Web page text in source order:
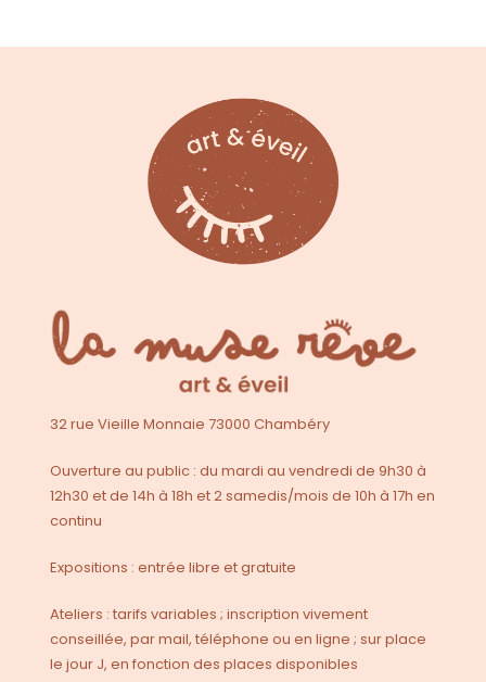
32 rue Vieille Monnaie 73000 Chambéry
Ouverture au public : du mardi au vendredi de 9h30 à
12h30 et de 14h à 18h et 2 samedis/mois de 10h à 17h en
continu
Expositions : entrée libre et gratuite
Ateliers : tarifs variables ; inscription vivement
conseillée, par mail, téléphone ou en ligne ; sur place
le jour J, en fonction des places disponibles